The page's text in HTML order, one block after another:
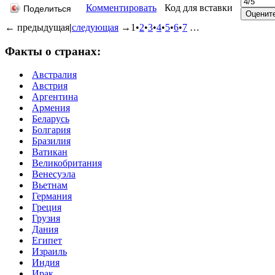
Поделиться Комментировать
Код для вставки
← предыдущая|следующая → 1 •2•3•4•5•6•7 …
Факты о странах:
Австралия
Австрия
Аргентина
Армения
Беларусь
Болгария
Бразилия
Ватикан
Великобритания
Венесуэла
Вьетнам
Германия
Греция
Грузия
Дания
Египет
Израиль
Индия